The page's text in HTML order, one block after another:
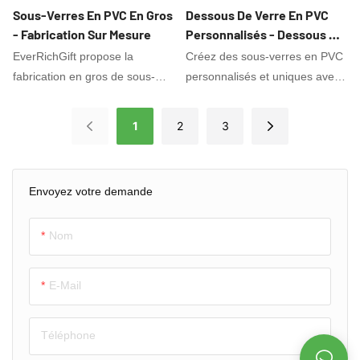
Envoyez votre demande
Nom
E-Mail
Téléphone
Sous-Verres En PVC En Gros
- Fabrication Sur Mesure
EverRichGift propose la
fabrication en gros de sous-
imperméable et respectueux de
l'environnement. Faible MOQ
Dessous De Verre En PVC
Personnalisés - Dessous De
Verre Personnalisés Avec
Photos & Motifs
Créez des sous-verres en PVC
personnalisés et uniques avec
Commandez vos sous-verres
1 2 3